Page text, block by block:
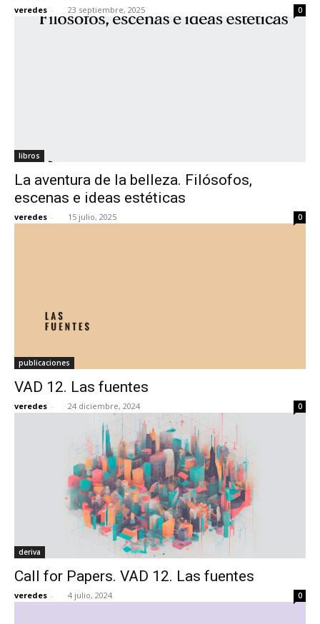
veredes - 23 septiembre, 2025 0
libros
La aventura de la belleza. Filósofos,
escenas e ideas estéticas
veredes - 15 julio, 2025 0
publicaciones
VAD 12. Las fuentes
veredes - 24 diciembre, 2024 0
deriva
Call for Papers. VAD 12. Las fuentes
veredes - 4 julio, 2024 0